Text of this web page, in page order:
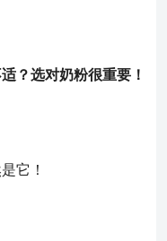
？选对奶粉很重要！
它！